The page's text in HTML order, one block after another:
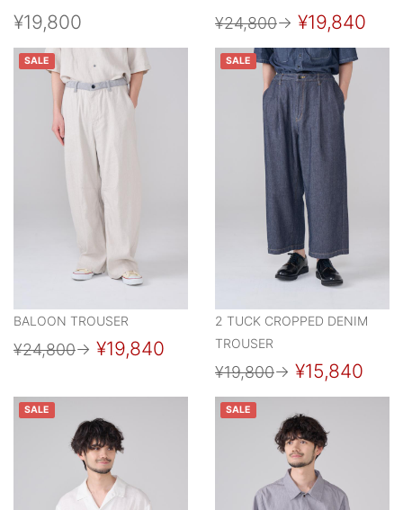
¥19,800 ¥24,800→ ¥19,840
SALE
BALOON TROUSER
¥24,800→ ¥19,840
SALE
2 TUCK CROPPED DENIM
TROUSER
¥19,800→ ¥15,840
SALE SALE